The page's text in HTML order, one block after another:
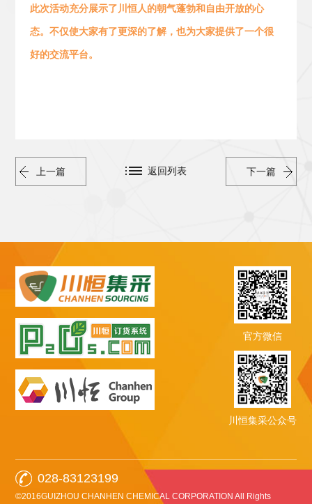
此次活动充分展示了川恒人的朝气蓬勃和 自由开放的心
态。 不仅使大家有了更深的了解，也为大家提供了一个很
好的交流平台。
上一篇 下一篇
返回列表
官方微信
川恒集采公众号
028-83123199
©2016GUIZHOU CHANHEN CHEMICAL CORPORATION All Rights